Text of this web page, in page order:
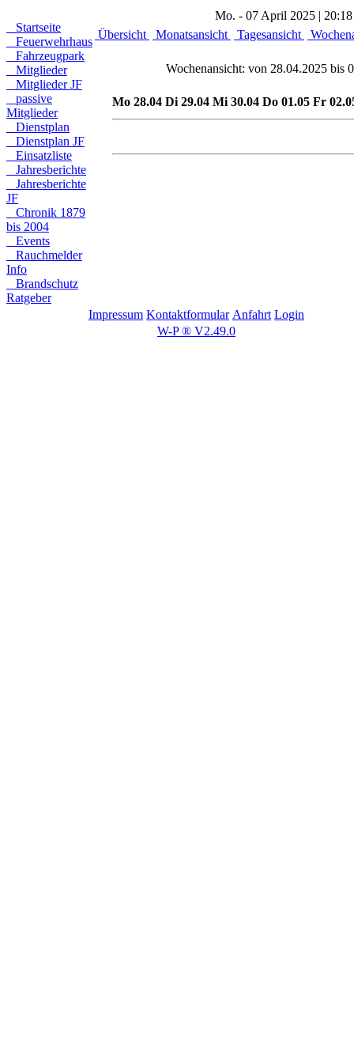
Startseite
Feuerwehrhaus
Fahrzeugpark
Mitglieder
Mitglieder JF
passive
Mitglieder
Dienstplan
Dienstplan JF
Einsatzliste
Jahresberichte
Jahresberichte
JF
Chronik 1879
bis 2004
Events
Rauchmelder
Info
Brandschutz
Ratgeber
Mo. - 07 April 2025 | 20:18
Übersicht
Monatsansicht Tagesansicht
Wochenansicht: von 28.04.2025 bis
Mo 28.04 Di 29.04 Mi 30.04 Do 01.05 Fr
Impressum Kontaktformular Anfahrt Login
W-P ® V2.49.0